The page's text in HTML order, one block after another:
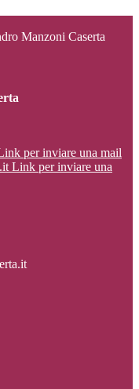
Manzoni Caserta
per inviare una mail
Link per inviare una